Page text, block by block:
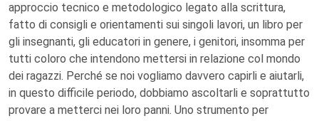
approccio tecnico e metodologico legato alla scrittura,
fatto di consigli e orientamenti sui singoli lavori, un libro per
gli insegnanti, gli educatori in genere, i genitori, insomma per
tutti coloro che intendono mettersi in relazione col mondo
dei ragazzi. Perché se noi vogliamo davvero capirli e aiutarli,
in questo difficile periodo, dobbiamo ascoltarli e soprattutto
provare a metterci nei loro panni. Uno strumento per